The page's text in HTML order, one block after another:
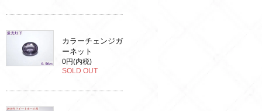
カラーチェンジガ
ーネット
0円(内税)
SOLD OUT